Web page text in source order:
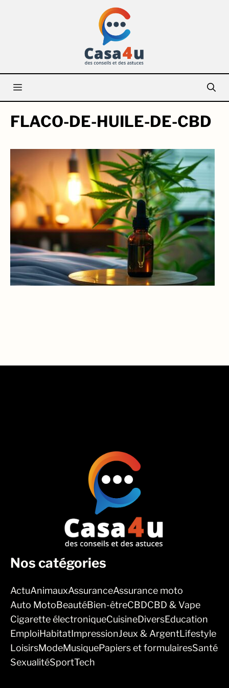
Menu
FLACO-DE-HUILE-DE-CBD
Nos catégories
ActuAnimauxAssuranceAssurance moto
Auto MotoBeautéBien-êtreCBDCBD & Vape
Cigarette électroniqueCuisineDiversEducation
EmploiHabitatImpressionJeux & ArgentLifestyle
LoisirsModeMusiquePapiers et formulairesSanté
SexualitéSportTech